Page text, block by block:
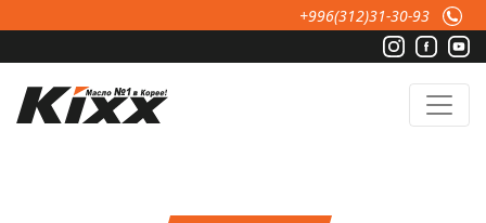
Перейти к основному содержанию+996(312)31-30-93